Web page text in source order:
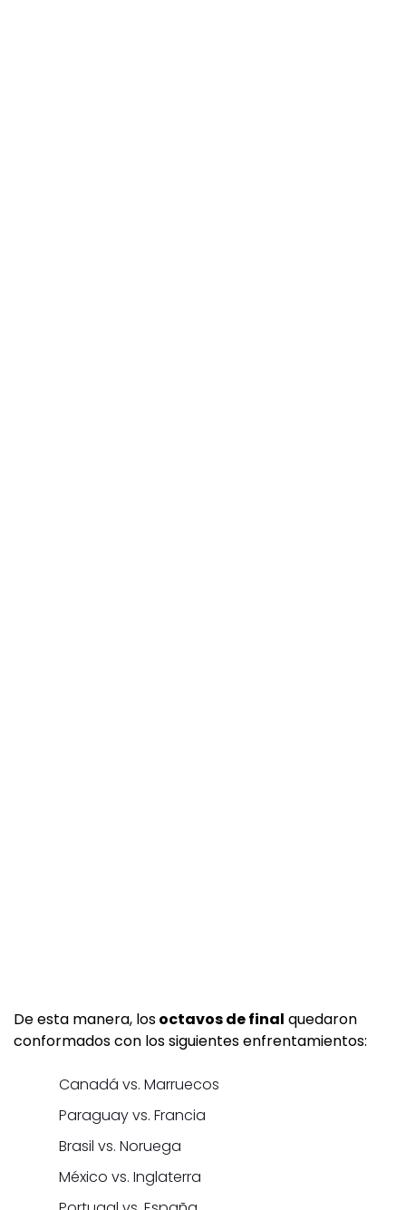
De esta manera, losoctavos de final quedaron
conformados con los siguientes enfrentamientos:
Canadá vs. Marruecos
Paraguay vs. Francia
Brasil vs. Noruega
México vs. Inglaterra